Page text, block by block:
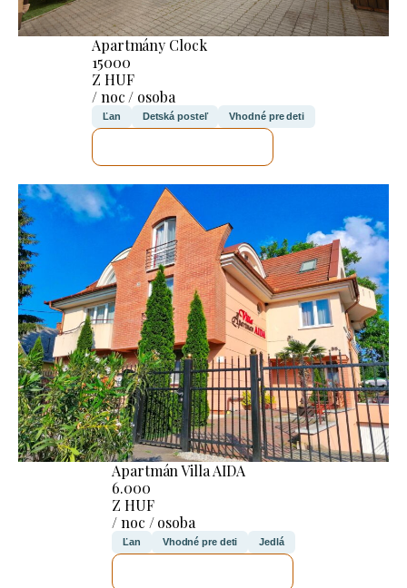
Apartmány Clock
15000
Z HUF
/ noc / osoba
Ľan Detská posteľ Vhodné pre deti
Apartmán Villa AIDA
6.000
Z HUF
/ noc / osoba
Ľan Vhodné pre deti Jedlá